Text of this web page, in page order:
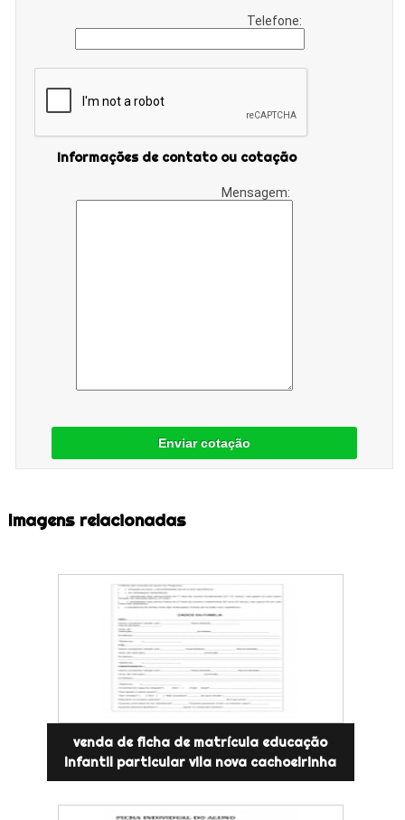
Telefone:
Informações de contato ou cotação
Mensagem:
Enviar cotação
Imagens relacionadas
venda de ficha de matrícula educação
infantil particular vila nova cachoeirinha